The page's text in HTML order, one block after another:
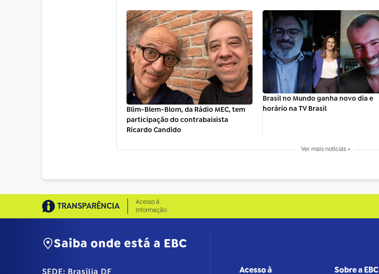
Blim-Blem-Blom, da Rádio MEC, tem
participação do contrabaixista
Ricardo Candido
Brasil no Mundo ganha novo dia e
horário na TV Brasil
Ver mais notícias +
TRANSPARÊNCIA
Acesso à
Informação
Saiba onde está a EBC
SEDE: Brasília DF
Acesso à
Sobre a EBC